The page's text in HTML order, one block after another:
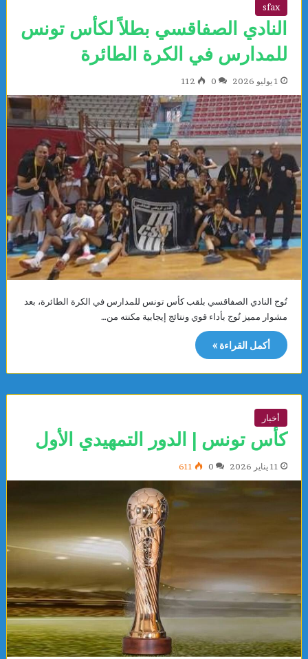
sfax
النادي الصفاقسي بطلاً لكأس تونس
للمدارس في الكرة الطائرة
1 يوليو 2026 0
112
تُوج النادي الصفاقسي بلقب كأس تونس للمدارس في الكرة الطائرة، بعد
مشوار مميز تُوج بأداء قوي ونتائج إيجابية مكنته من…
أكمل القراءة »
أخبار
كأس تونس | الدور التمهيدي الأول
11 يناير 2026 0
611